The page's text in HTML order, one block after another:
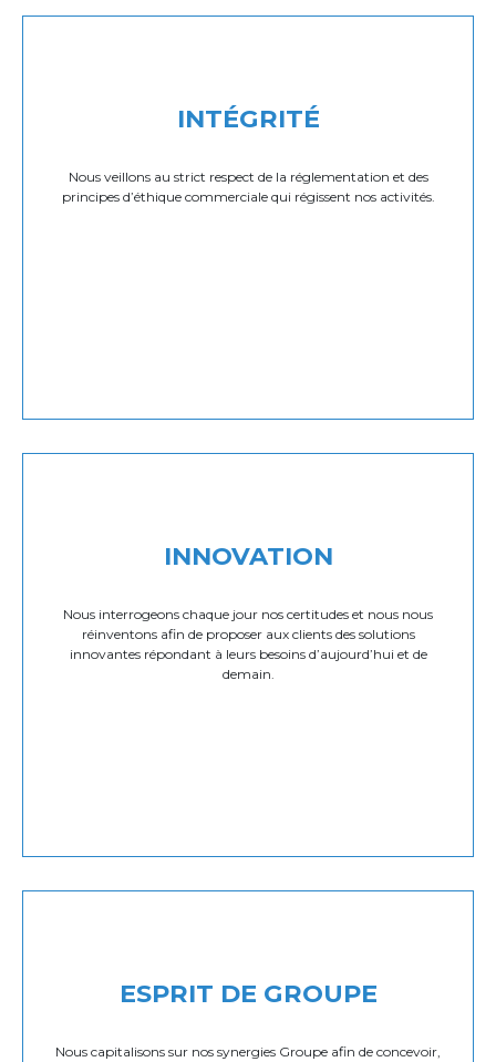
INTÉGRITÉ
Nous veillons au strict respect de la réglementation et des
principes d’éthique commerciale qui régissent nos activités.
INNOVATION
Nous interrogeons chaque jour nos certitudes et nous nous
réinventons afin de proposer aux clients des solutions
innovantes répondant à leurs besoins d’aujourd’hui et de
demain.
ESPRIT DE GROUPE
Nous capitalisons sur nos synergies Groupe afin de concevoir,